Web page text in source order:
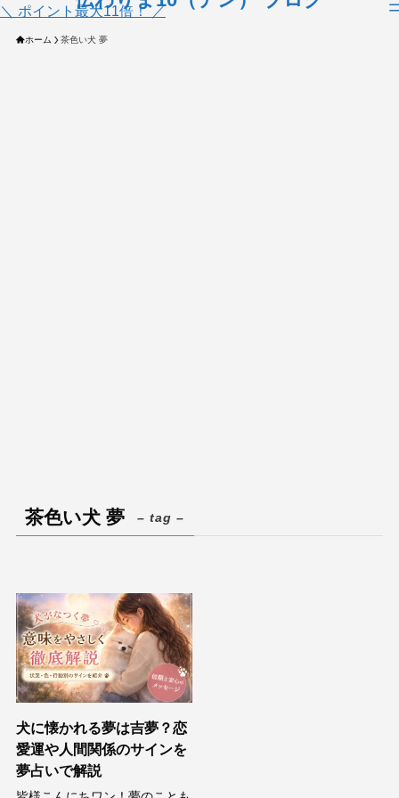
＼ ポイント最大11倍！ ／
ホーム 茶色い犬 夢
茶色い犬 夢 – tag –
犬に懐かれる夢は吉夢？恋
愛運や人間関係のサインを
夢占いで解説